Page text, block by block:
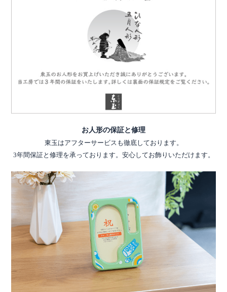
お人形の保証と修理
東玉はアフターサービスも徹底しております。
3年間保証と修理を承っております。安心してお飾りいただけます。